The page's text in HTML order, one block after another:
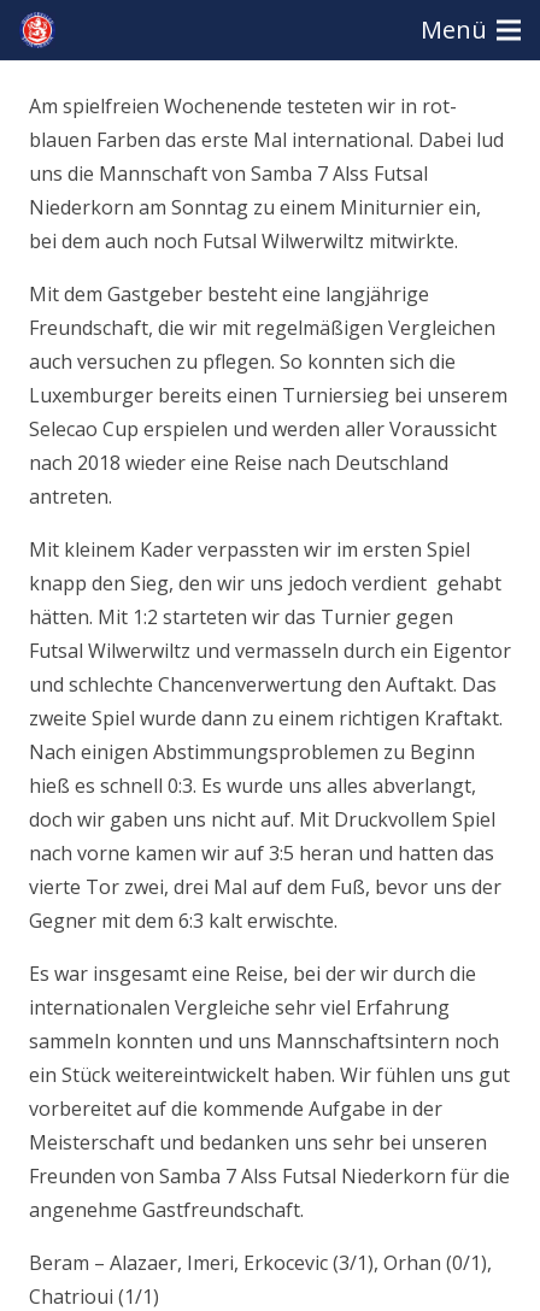
Menü
Am spielfreien Wochenende testeten wir in rot-
blauen Farben das erste Mal international. Dabei lud
uns die Mannschaft von Samba 7 Alss Futsal
Niederkorn am Sonntag zu einem Miniturnier ein,
bei dem auch noch Futsal Wilwerwiltz mitwirkte.
Mit dem Gastgeber besteht eine langjährige
Freundschaft, die wir mit regelmäßigen Vergleichen
auch versuchen zu pflegen. So konnten sich die
Luxemburger bereits einen Turniersieg bei unserem
Selecao Cup erspielen und werden aller Voraussicht
nach 2018 wieder eine Reise nach Deutschland
antreten.
Mit kleinem Kader verpassten wir im ersten Spiel
knapp den Sieg, den wir uns jedoch verdient gehabt
hätten. Mit 1:2 starteten wir das Turnier gegen
Futsal Wilwerwiltz und vermasseln durch ein Eigentor
und schlechte Chancenverwertung den Auftakt. Das
zweite Spiel wurde dann zu einem richtigen Kraftakt.
Nach einigen Abstimmungsproblemen zu Beginn
hieß es schnell 0:3. Es wurde uns alles abverlangt,
doch wir gaben uns nicht auf. Mit Druckvollem Spiel
nach vorne kamen wir auf 3:5 heran und hatten das
vierte Tor zwei, drei Mal auf dem Fuß, bevor uns der
Gegner mit dem 6:3 kalt erwischte.
Es war insgesamt eine Reise, bei der wir durch die
internationalen Vergleiche sehr viel Erfahrung
sammeln konnten und uns Mannschaftsintern noch
ein Stück weitereintwickelt haben. Wir fühlen uns gut
vorbereitet auf die kommende Aufgabe in der
Meisterschaft und bedanken uns sehr bei unseren
Freunden von Samba 7 Alss Futsal Niederkorn für die
angenehme Gastfreundschaft.
Beram – Alazaer, Imeri, Erkocevic (3/1), Orhan (0/1),
Chatrioui (1/1)